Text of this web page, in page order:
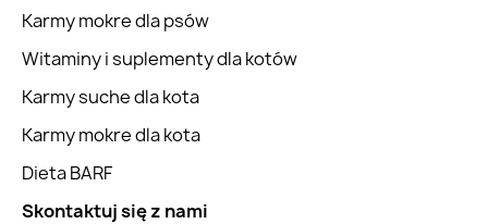
Karmy mokre dla psów
Witaminy i suplementy dla kotów
Karmy suche dla kota
Karmy mokre dla kota
Dieta BARF
Skontaktuj się z nami